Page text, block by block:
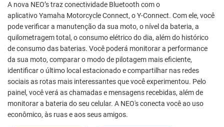
A nova NEO’s traz conectividade Bluetooth com o
aplicativo Yamaha Motorcycle Connect, o Y-Connect. Com ele, você
pode verificar a manutenção da sua moto, o nível da bateria, a
quilometragem total, o consumo elétrico do dia, além do histórico
de consumo das baterias. Você poderá monitorar a performance
da sua moto, comparar o modo de pilotagem mais eficiente,
identificar o último local estacionado e compartilhar nas redes
sociais as rotas mais interessantes que você experimentou. Pelo
painel, você verá as chamadas e mensagens recebidas, além de
monitorar a bateria do seu celular. A NEO's conecta você ao uso
econômico, às ruas e aos seus amigos.